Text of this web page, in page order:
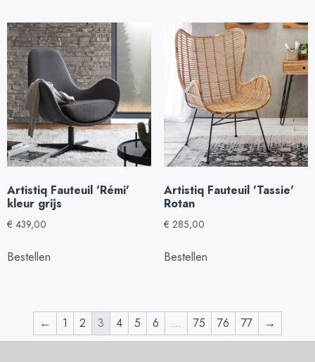
Artistiq Fauteuil 'Rémi'
kleur grijs
€ 439,00
Bestellen
Artistiq Fauteuil 'Tassie'
Rotan
€ 285,00
Bestellen
← 1 2 3 4 5 6 … 75 76 77 →